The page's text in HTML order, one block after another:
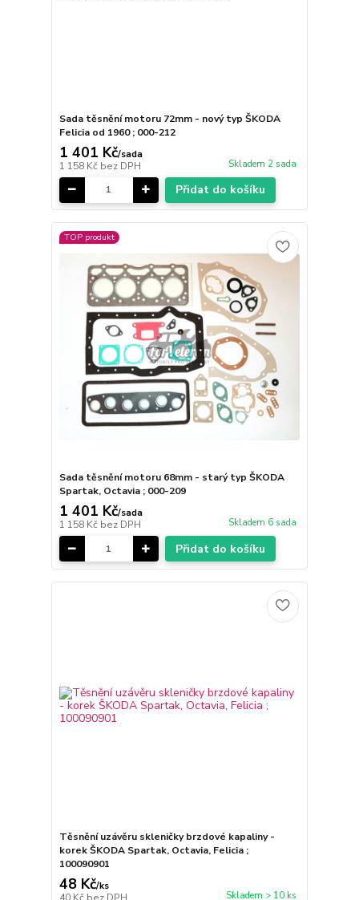
Sada těsnění motoru 72mm - nový typ ŠKODA
Felicia od 1960 ; 000-212
1 401 Kč/sada
1 158 Kč bez DPH Skladem 2 sada
Přidat do košíku
TOP produkt
Sada těsnění motoru 68mm - starý typ ŠKODA
Spartak, Octavia ; 000-209
1 401 Kč/sada
1 158 Kč bez DPH Skladem 6 sada
Přidat do košíku
Těsnění uzávěru skleničky brzdové kapaliny -
korek ŠKODA Spartak, Octavia, Felicia ;
100090901
48 Kč/ks
40 Kč bez DPH Skladem > 10 ks